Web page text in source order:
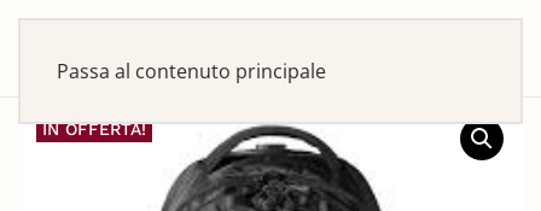
Passa al contenuto principale
IN OFFERTA!